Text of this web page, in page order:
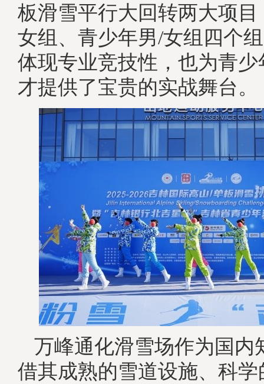
板滑雪平行大回转两大项
女组、青少年男/女组四个
体现专业竞技性，也为青
才提供了宝贵的实战舞台。
万峰通化滑雪场作为国内
借其成熟的雪道设施、科